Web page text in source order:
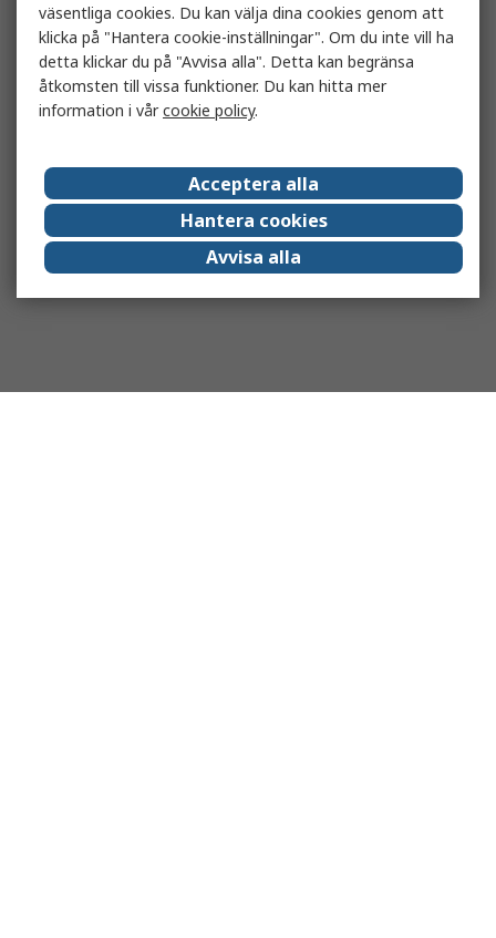
väsentliga cookies. Du kan välja dina cookies genom att
klicka på "Hantera cookie-inställningar". Om du inte vill ha
detta klickar du på "Avvisa alla". Detta kan begränsa
åtkomsten till vissa funktioner. Du kan hitta mer
information i vårcookie policy.
Acceptera alla
Hantera cookies
Avvisa alla